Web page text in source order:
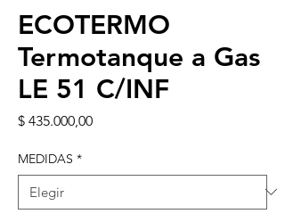
ECOTERMO
Termotanque a Gas
LE 51 C/INF
$ 435.000,00Precio
MEDIDAS *